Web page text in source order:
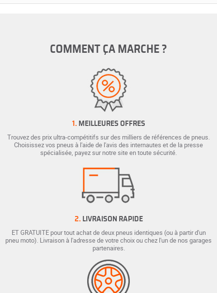
COMMENT ÇA MARCHE ?
1. MEILLEURES OFFRES
Trouvez des prix ultra-compétitifs sur des milliers de références de pneus.
Choisissez vos pneus à l'aide de l'avis des internautes et de la presse
spécialisée, payez sur notre site en toute sécurité.
2. LIVRAISON RAPIDE
ET GRATUITE pour tout achat de deux pneus identiques (ou à partir d'un
pneu moto). Livraison à l'adresse de votre choix ou chez l'un de nos garages
partenaires.